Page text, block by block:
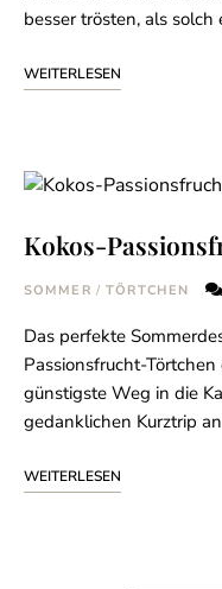
besser trösten, als solch
WEITERLESEN
Kokos-
SOMMER / TÖRTCHEN
Das perfekte
Passionsfrucht-
günstigste Weg in die
gedanklichen Kurztrip
WEITERLESEN